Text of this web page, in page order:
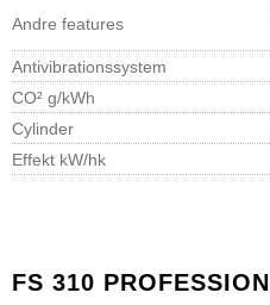
Andre features
Antivibrationssystem
CO² g/kWh
Cylinder
Effekt kW/hk
FS 310